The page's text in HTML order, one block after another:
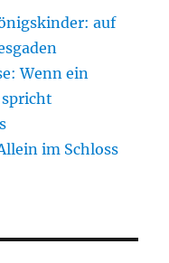
auf
Wenn ein
im Schloss